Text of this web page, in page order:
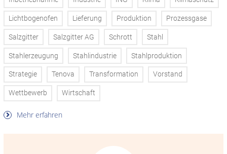
Lichtbogenofen Lieferung Produktion Prozessgase
Salzgitter Salzgitter AG Schrott Stahl
Stahlerzeugung Stahlindustrie Stahlproduktion
Strategie Tenova Transformation Vorstand
Wettbewerb Wirtschaft
Mehr erfahren